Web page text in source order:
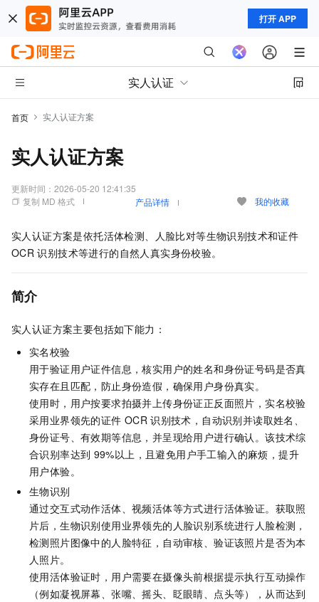
打开 APP
实人认证
首页 实人认证方案
实人认证方案
更新时间： 2026-05-20 12:41:35
复制 MD 格式
产品详情 我的收藏
实人认证方案是依托活体检测、人脸比对等生物识别技术和证件
OCR 识别技术等进行的自然人真实身份校验。
简介
实人认证方案主要包括如下能力：
实名校验
用于验证用户证件信息，核实用户的姓名和身份证号码是否真
实存在且匹配，防止身份造假，确保用户身份真实。
使用时，用户按要求拍摄并上传身份证正反面照片，实名校验
采用业界领先的证件 OCR 识别技术，自动识别并读取姓名、
身份证号、有效期等信息，并呈现给用户进行确认。该技术综
合识别率达到 99%以上，且避免用户手工输入的麻烦，提升
用户体验。
生物识别
通过交互式动作活体、视频活体等方式进行活体验证。获取照
片后，生物识别使用业界领先的人脸识别系统进行人脸检测，
检测照片图像中的人脸特征，自动审核、验证该照片是否为本
人照片。
使用活体验证时，用户需要在摄像头前根据提示执行互动操作
（例如凝视屏幕、张嘴、摇头、眨眼睛、点头等），从而达到